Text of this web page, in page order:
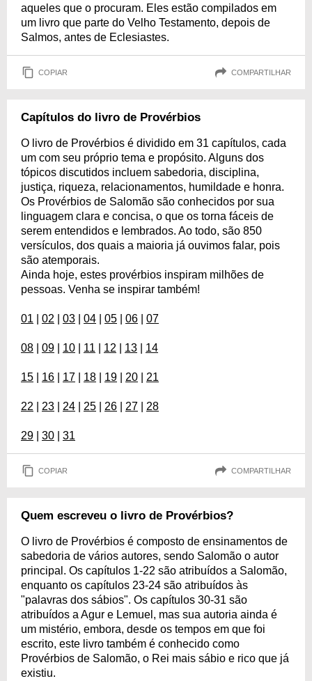
aqueles que o procuram. Eles estão compilados em
um livro que parte do Velho Testamento, depois de
Salmos, antes de Eclesiastes.
COPIAR COMPARTILHAR
Capítulos do livro de Provérbios
O livro de Provérbios é dividido em 31 capítulos, cada
um com seu próprio tema e propósito. Alguns dos
tópicos discutidos incluem sabedoria, disciplina,
justiça, riqueza, relacionamentos, humildade e honra.
Os Provérbios de Salomão são conhecidos por sua
linguagem clara e concisa, o que os torna fáceis de
serem entendidos e lembrados. Ao todo, são 850
versículos, dos quais a maioria já ouvimos falar, pois
são atemporais.
Ainda hoje, estes provérbios inspiram milhões de
pessoas. Venha se inspirar também!
01 02 03 04 05 06 07
08 09 10 11 12 13 14
15 16 17 18 19 20 21
22 23 24 25 26 27 28
29 30 31
COPIAR COMPARTILHAR
Quem escreveu o livro de Provérbios?
O livro de Provérbios é composto de ensinamentos de
sabedoria de vários autores, sendo Salomão o autor
principal. Os capítulos 1-22 são atribuídos a Salomão,
enquanto os capítulos 23-24 são atribuídos às
"palavras dos sábios". Os capítulos 30-31 são
atribuídos a Agur e Lemuel, mas sua autoria ainda é
um mistério, embora, desde os tempos em que foi
escrito, este livro também é conhecido como
Provérbios de Salomão, o Rei mais sábio e rico que já
existiu.